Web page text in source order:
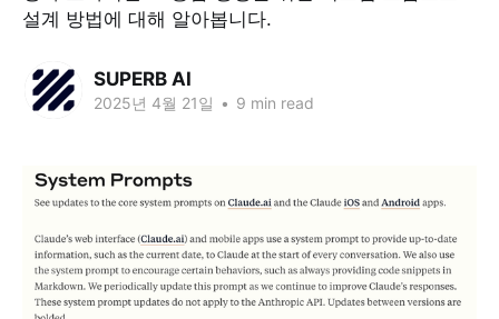
설계 방법에 대해 알아봅니다.
SUPERB AI
2025년 4월 21일 • 9 min read